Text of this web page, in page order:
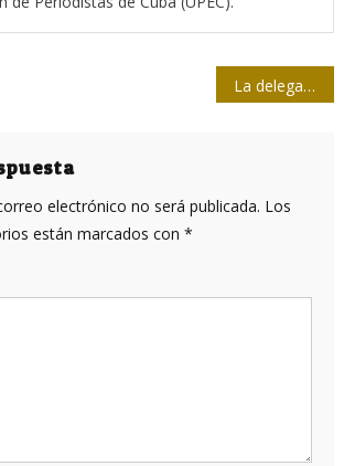
La delegación santiaguera al X Congreso ya tiene listas las maletas
electrónico no será publicada. Los
están marcados con *